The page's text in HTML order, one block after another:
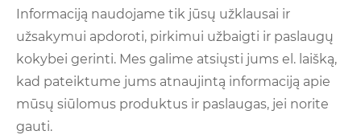
Informaciją naudojame tik jūsų užklausai ir
užsakymui apdoroti, pirkimui užbaigti ir paslaugų
kokybei gerinti. Mes galime atsiųsti jums el. laišką,
kad pateiktume jums atnaujintą informaciją apie
mūsų siūlomus produktus ir paslaugas, jei norite
gauti.